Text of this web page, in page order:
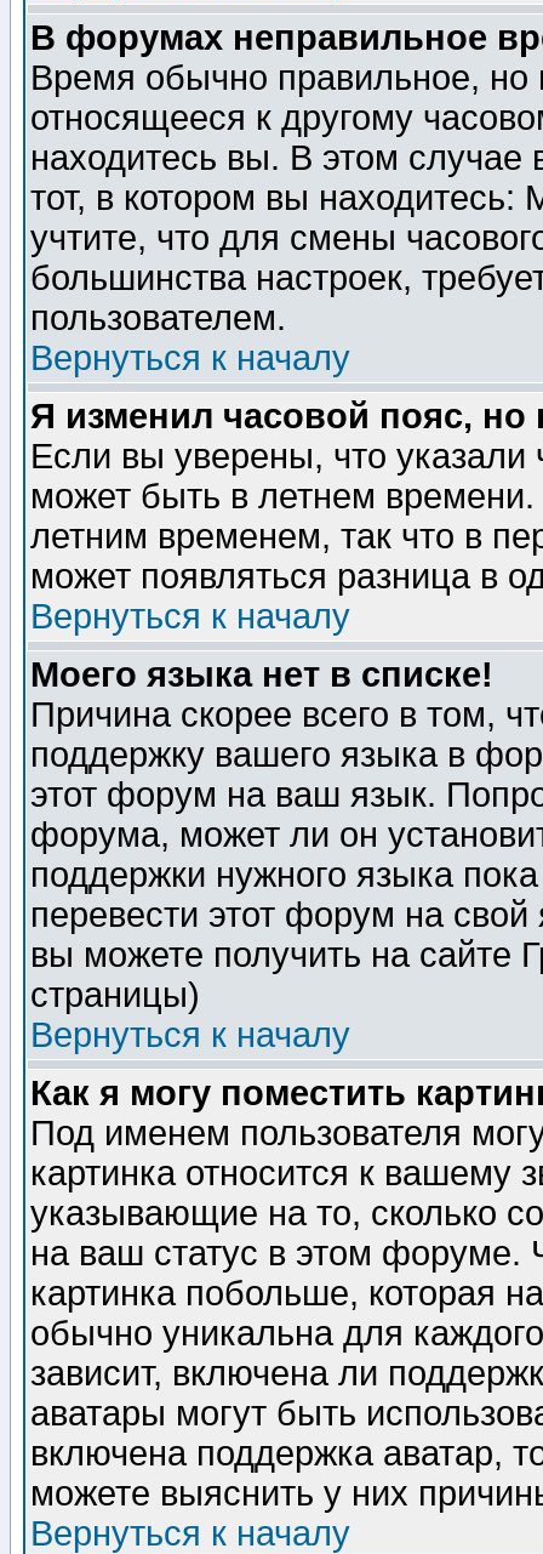
В форумах неправильное
Время обычно правильное,
относящееся к другому
находитесь вы. В этом
тот, в котором вы
учтите, что для смены
большинства настроек,
пользователем.
Вернуться к началу
Я изменил часовой пояс,
Если вы уверены, что указали
может быть в летнем
летним временем, так что в
может появляться разница в
Вернуться к началу
Моего языка нет в списке!
Причина скорее всего в том,
поддержку вашего языка в
этот форум на ваш язык.
форума, может ли он
поддержки нужного языка
перевести этот форум на
вы можете получить на сайте
страницы)
Вернуться к началу
Как я могу поместить
Под именем пользователя
картинка относится к вашему
указывающие на то, сколько
на ваш статус в этом форуме.
картинка побольше, которая
обычно уникальна для
зависит, включена ли
аватары могут быть
включена поддержка аватар,
можете выяснить у них
Вернуться к началу